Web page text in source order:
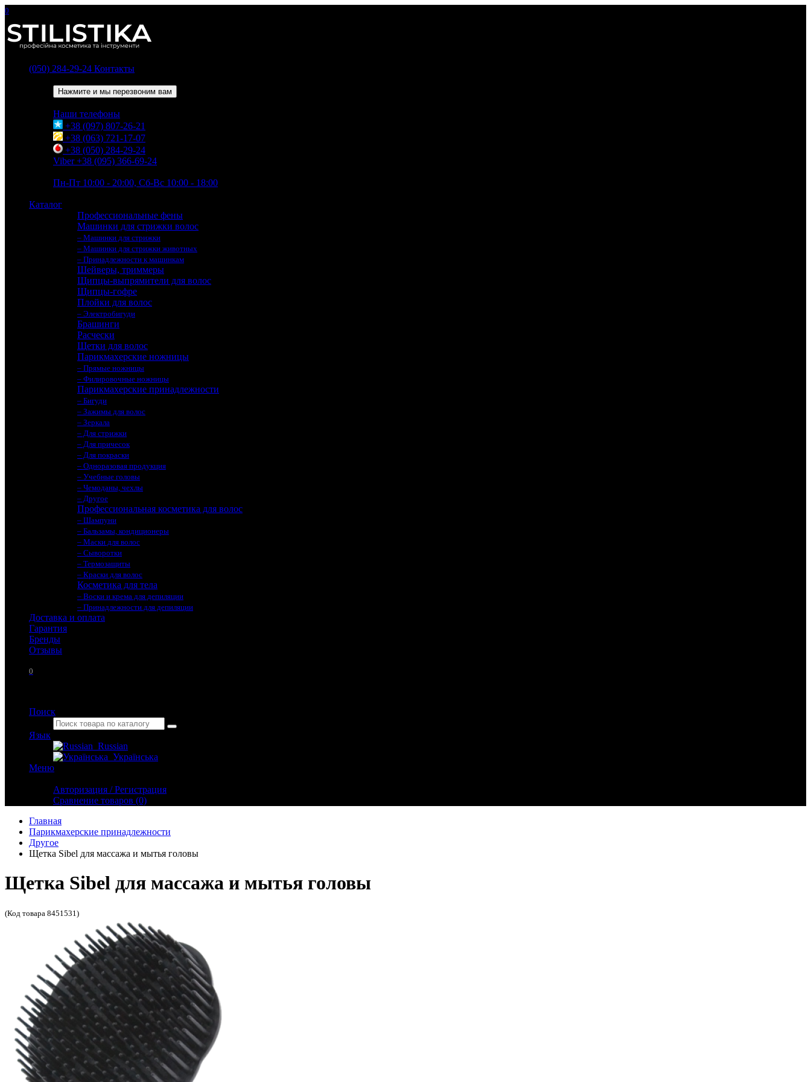
0
(050) 284-29-24 Контакты
Нажмите и мы перезвоним вам
Наши телефоны
+38 (097) 807-26-21
+38 (063) 721-17-07
+38 (050) 284-29-24
Viber +38 (095) 366-69-24
Пн-Пт 10:00 - 20:00, Сб-Вс 10:00 - 18:00
Каталог
Профессиональные фены
Машинки для стрижки волос
– Машинки для стрижки
– Машинки для стрижки животных
– Принадлежности к машинкам
Шейверы, триммеры
Щипцы-выпрямители для волос
Щипцы-гофре
Плойки для волос
– Электробигуди
Брашинги
Расчески
Щетки для волос
Парикмахерские ножницы
– Прямые ножницы
– Филировочные ножницы
Парикмахерские принадлежности
– Бигуди
– Зажимы для волос
– Зеркала
– Для стрижки
– Для причесок
– Для покраски
– Одноразовая продукция
– Учебные головы
– Чемоданы, чехлы
– Другое
Профессиональная косметика для волос
– Шампуни
– Бальзамы, кондиционеры
– Маски для волос
– Сыворотки
– Термозащиты
– Краски для волос
Косметика для тела
– Воски и крема для депиляции
– Принадлежности для депиляции
Доставка и оплата
Гарантия
Бренды
Отзывы
0
Поиск
Язык
Russian
Українська
Меню
Авторизация / Регистрация
Сравнение товаров (0)
Главная
Парикмахерские принадлежности
Другое
Щетка Sibel для массажа и мытья головы
Щетка Sibel для массажа и мытья головы
(Код товара 8451531)